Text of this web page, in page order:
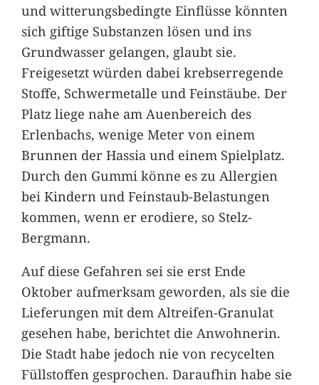
und witterungsbedingte Einflüsse könnten
sich giftige Substanzen lösen und ins
Grundwasser gelangen, glaubt sie.
Freigesetzt würden dabei krebserregende
Stoffe, Schwermetalle und Feinstäube. Der
Platz liege nahe am Auenbereich des
Erlenbachs, wenige Meter von einem
Brunnen der Hassia und einem Spielplatz.
Durch den Gummi könne es zu Allergien
bei Kindern und Feinstaub-Belastungen
kommen, wenn er erodiere, so Stelz-
Bergmann.
Auf diese Gefahren sei sie erst Ende
Oktober aufmerksam geworden, als sie die
Lieferungen mit dem Altreifen-Granulat
gesehen habe, berichtet die Anwohnerin.
Die Stadt habe jedoch nie von recycelten
Füllstoffen gesprochen. Daraufhin habe sie